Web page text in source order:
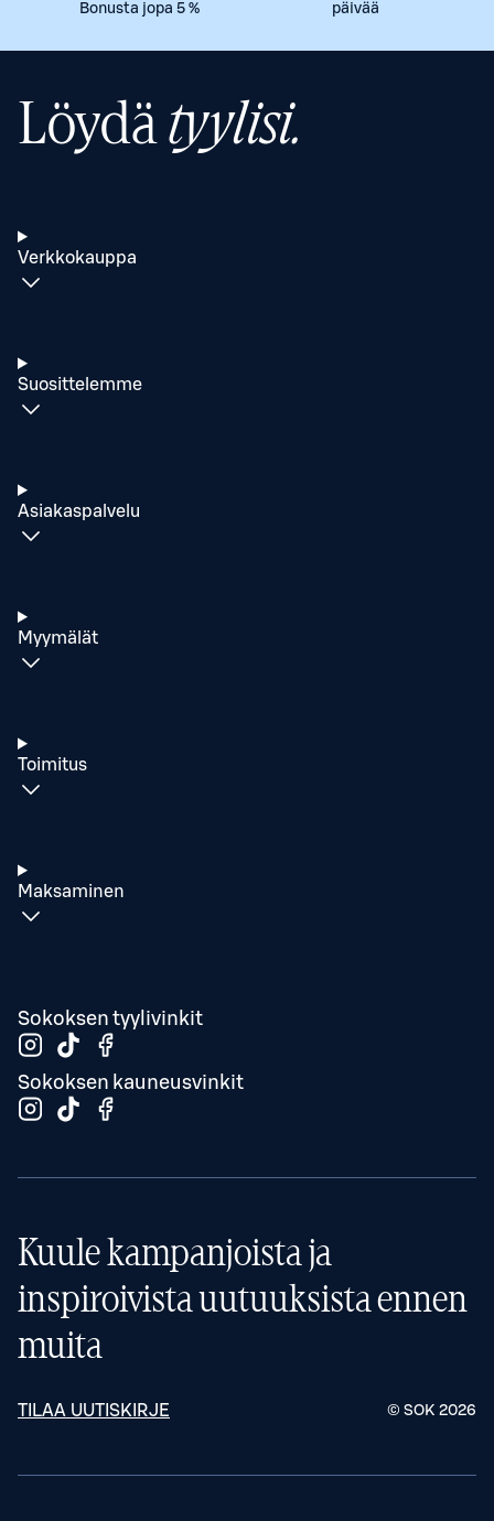
Bonusta jopa 5 %
päivää
Löydätyylisi.
Verkkokauppa
Suosittelemme
Asiakaspalvelu
Myymälät
Toimitus
Maksaminen
Sokoksen tyylivinkit
Sokoksen kauneusvinkit
Kuule kampanjoista ja
inspiroivista uutuuksista ennen
muita
TILAA UUTISKIRJE © SOK 2026